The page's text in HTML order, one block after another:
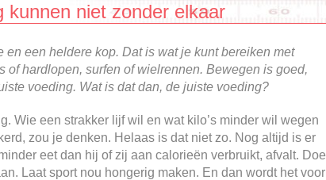
kunnen niet zonder elkaar
en een heldere kop. Dat is wat je kunt bereiken met
of hardlopen, surfen of wielrennen. Bewegen is goed,
voeding. Wat is dat dan, de juiste voeding?
Wie een strakker lijf wil en wat kilo’s minder wil wegen
zou je denken. Helaas is dat niet zo. Nog altijd is er
eet dan hij of zij aan calorieën verbruikt, afvalt. Doe
Laat sport nou hongerig maken. En dan wordt het voor